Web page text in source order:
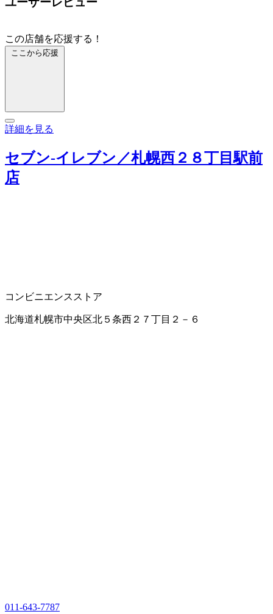
この店舗を応援する！
ここから応援
詳細を見る
セブン‐イレブン／札幌西２８丁目駅前
店
コンビニエンスストア
北海道札幌市中央区北５条西２７丁目２－６
011-643-7787